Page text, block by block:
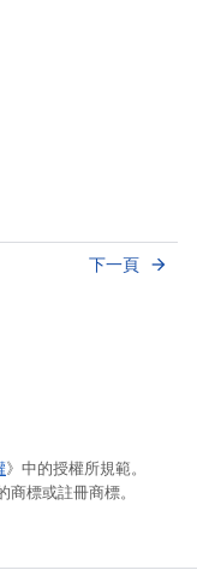
下一頁 arrow_forward
》中的授權所規範。
標或註冊商標。